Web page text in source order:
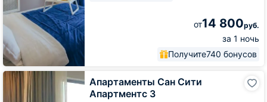
от14 800руб.
за 1 ночь
Получите740 бонусов
Апартаменты Сан Сити
Апартментс 3
Апартаменты
Сан
Сити